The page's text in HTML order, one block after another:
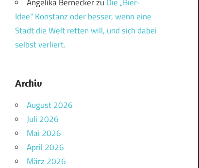
Idee“ Konstanz oder besser, wenn eine
Stadt die Welt retten will, und sich dabei
selbst verliert.
Archiv
August 2026
Juli 2026
Mai 2026
April 2026
März 2026